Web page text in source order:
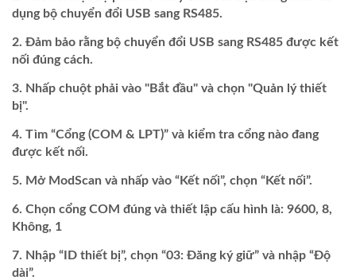
dụng bộ chuyển đổi USB sang RS485.
Đảm bảo rằng bộ chuyển đổi USB sang RS485 được kết
nối đúng cách.
Nhấp chuột phải vào "Bắt đầu" và chọn "Quản lý thiết
bị".
Tìm “Cổng (COM & LPT)” và kiểm tra cổng nào đang
được kết nối.
Mở ModScan và nhấp vào “Kết nối”, chọn “Kết nối”.
Chọn cổng COM đúng và thiết lập cấu hình là: 9600, 8,
Không, 1
Nhập “ID thiết bị”, chọn “03: Đăng ký giữ” và nhập “Độ
dài”.